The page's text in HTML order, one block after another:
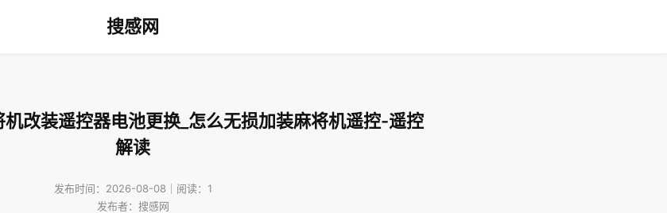
搜感网
改装遥控器电池更换_怎么无损加装麻将机遥控-遥控
解读
发布时间：2026-08-08｜阅读：1
发布者：搜感网